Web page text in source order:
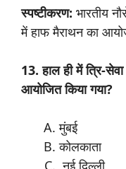
स्पष्टीकरण: भारतीय
में हाफ मैराथन का
13. हाल ही में त्रि-
आयोजित किया गया?
मुंबई
कोलकाता
नई दिल्ली